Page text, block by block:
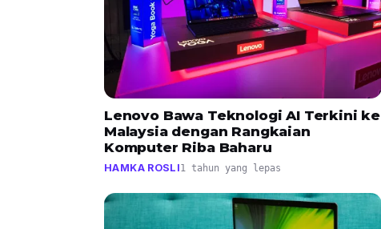
Lenovo Bawa Teknologi AI Terkini ke
Malaysia dengan Rangkaian
Komputer Riba Baharu
HAMKA ROSLI1 tahun yang lepas